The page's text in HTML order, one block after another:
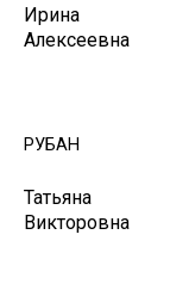
Ирина
Алексеевна
РУБАН
Татьяна
Викторовна